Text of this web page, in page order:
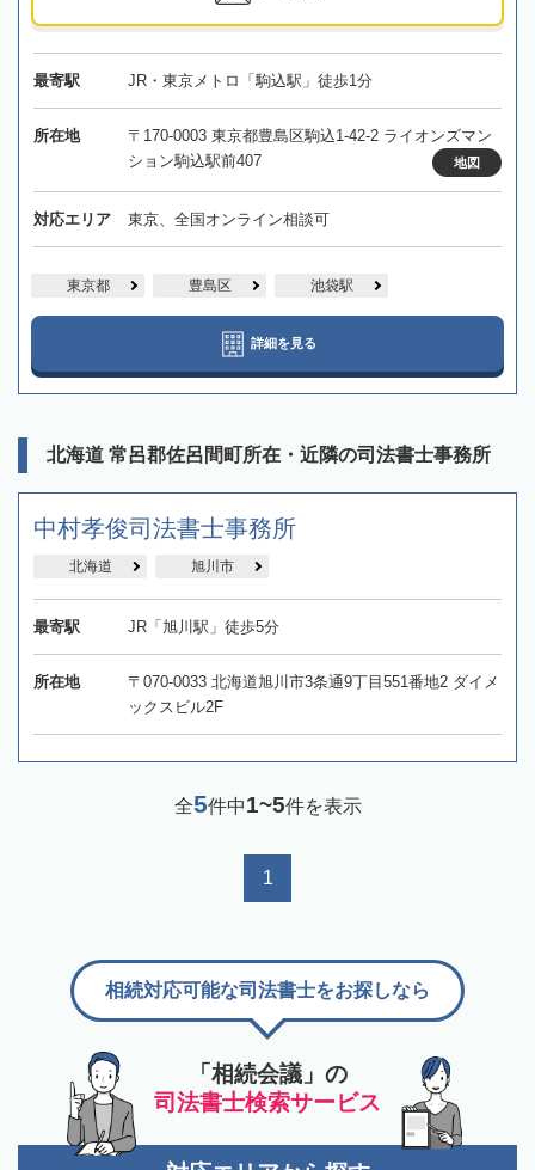
最寄駅 JR・東京メトロ「駒込駅」徒歩1分
所在地
〒170-0003 東京都豊島区駒込1-42-2 ライオンズマン
ション駒込駅前407
地図
対応エリア 東京、全国オンライン相談可
東京都 豊島区 池袋駅
詳細を見る
北海道 常呂郡佐呂間町所在・近隣の司法書士事務所
中村孝俊司法書士事務所
北海道 旭川市
最寄駅 JR「旭川駅」徒歩5分
所在地
〒070-0033 北海道旭川市3条通9丁目551番地2 ダイメ
ックスビル2F
全5件中1~5件を表示
1
「相続会議」の
司法書士検索サービス
相続対応可能な司法書士をお探しなら